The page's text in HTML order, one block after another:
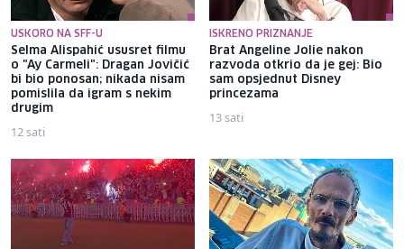
USKORO NA SFF-U
Selma Alispahić ususret filmu
o "Ay Carmeli": Dragan Jovičić
bi bio ponosan; nikada nisam
pomislila da igram s nekim
drugim
12 sati
ISKRENO PRIZNANJE
Brat Angeline Jolie nakon
razvoda otkrio da je gej: Bio
sam opsjednut Disney
princezama
13 sati